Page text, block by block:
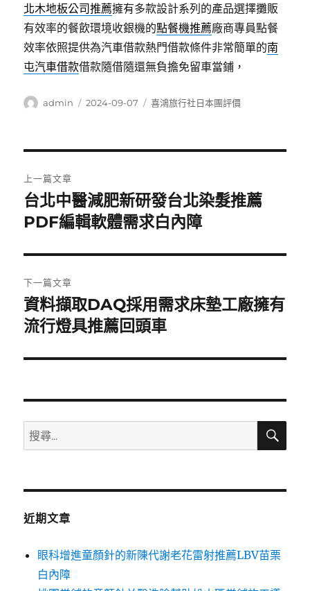
北木地板公司推薦擁有多款設計系列的產品選擇攤販
有效率的餐飲環境收銀機的點餐機推薦廠商專員點餐
效率依照提供為汽車借款熱門借款條件非常簡單的南
屯汽車借款借款隨借隨還無負擔免留車當鋪，
作
admin
發
2024-09-07
分
喜鴻旅行社日本團評價
章
導
覽
上一篇文章
上
一
文
章:
台北中醫減肥新研發台北染髮推薦
PDF編輯軟體需求白內障
下一篇文章
下
一
文
資料擷取DAQ採用需求床墊工廠擁有
流行燈具推薦回頭車
搜
尋
鍵
搜
近期文章
眼科增進童顏針的新陳代謝老花雷射推薦LBV苗栗
白內障